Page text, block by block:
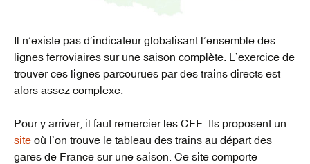
Il n’existe pas d’indicateur globalisant l’ensemble des
lignes ferroviaires sur une saison complète. L’exercice de
trouver ces lignes parcourues par des trains directs est
alors assez complexe.
Pour y arriver, il faut remercier les CFF. Ils proposent un
site où l’on trouve le tableau des trains au départ des
gares de France sur une saison. Ce site comporte